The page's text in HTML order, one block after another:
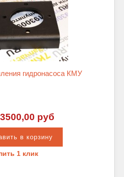
гидронасоса КМУ
3500,00 руб
1 клик